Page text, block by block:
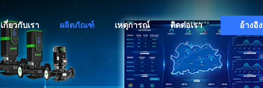
เกี่ยวกับเรา ผลิตภัณฑ์ เหตุการณ์ ติดต่อเรา อ้างอิง